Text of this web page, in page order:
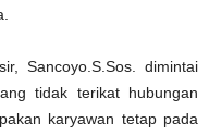
Sancoyo.S.Sos. dimintai
tidak terikat hubungan
karyawan tetap pada